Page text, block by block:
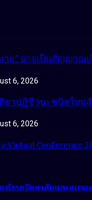
ง่าย” อาจเป็นสัญญ
6, 2026
ยาปฏิชีวนะชนิดใหม่
6, 2026
Virtual
ต์ราชวิทยาลัยและสมา